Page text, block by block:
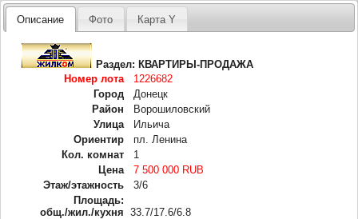
Описание Фото Карта Y
Раздел:КВАРТИРЫ-ПРОДАЖА
Номер лота
1226682
Город
Донецк
Район
Ворошиловский
Улица
Ильича
Ориентир
пл. Ленина
Кол. комнат
1
Цена
7 500 000 RUB
Этаж/этажность
3/6
Площадь:
общ./жил./кухня
33.7/17.6/6.8